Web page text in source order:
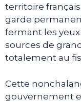
territoire
garde
fermant les
sources de
totalement au
Cette
gouvernement